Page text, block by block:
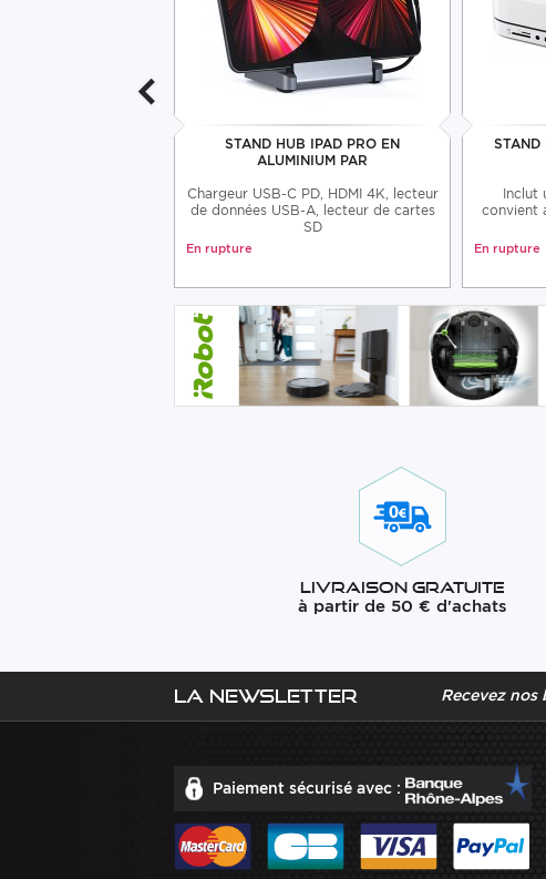
STAND HUB IPAD PRO EN
ALUMINIUM PAR
Chargeur USB-C PD, HDMI 4K, lecteur
de données USB-A, lecteur de cartes
SD
En rupture
STAND
Inclut
convient
En rupture
Livraison gratuite
à partir de 50 € d'achats
La newsletter Recevez nos
Paiement sécurisé avec :